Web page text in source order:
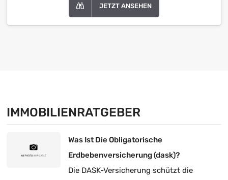
JETZT ANSEHEN
IMMOBILIENRATGEBER
Was Ist Die Obligatorische
Erdbebenversicherung (dask)?
Die DASK-Versicherung schützt die